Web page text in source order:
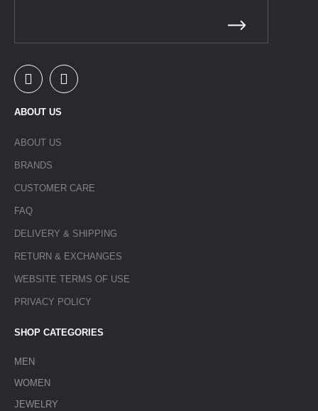
ABOUT US
ABOUT US
BRANDS
CUSTOMER CARE
FAQ
DELIVERY & SHIPPING
RETURN & EXCHANGES
WEBSITE TERMS OF USE
PRIVACY POLICY
SHOP CATEGORIES
MEN
WOMEN
JEWELRY